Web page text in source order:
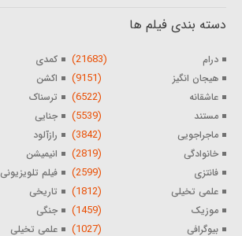
دسته بندی فیلم ها
درام (21683) کمدی
هیجان انگیز (9151) اکشن
عاشقانه (6522) ترسناک
مستند (5539) جنایی
ماجراجویی (3842) رازآلود
خانوادگی (2819) انیمیشن
فانتزی (2599) فیلم تلویزیونی
علمی تخیلی (1812) تاریخی
موزیک (1459) جنگی
بیوگرافی (1027) علمی تخیلی